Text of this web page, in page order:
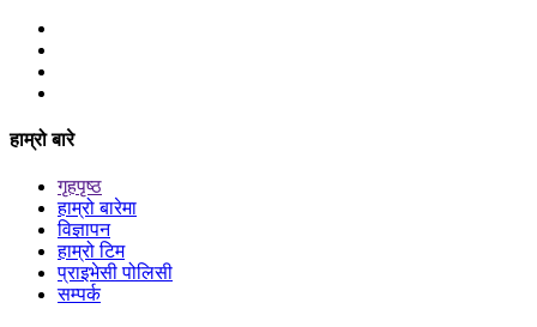
हाम्रो बारे
गृहपृष्ठ
हाम्रो बारेमा
विज्ञापन
हाम्रो टिम
प्राइभेसी पोलिसी
सम्पर्क